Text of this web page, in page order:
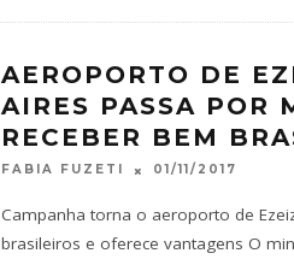
AEROPORTO DE
AIRES PASSA POR
RECEBER BEM
FABIA FUZETI 01/11/2017
Campanha torna o aeroporto de
brasileiros e oferece vantagens O